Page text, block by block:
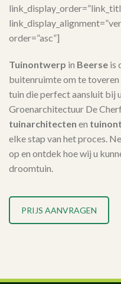
order=”asc”]
Tuinontwerp in Beerse is
buitenruimte om te
tuin die perfect aansluit bij
Groenarchitectuur De
tuinarchitecten en
elke stap van het proces.
op en ontdek hoe wij u
droomtuin.
PRIJS AANVRAGEN